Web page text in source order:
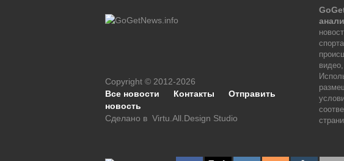
Copyright © 2012-2026
Все новости
Контакты
Отправить
новость
Сделано в Virtu.All.Design Studio